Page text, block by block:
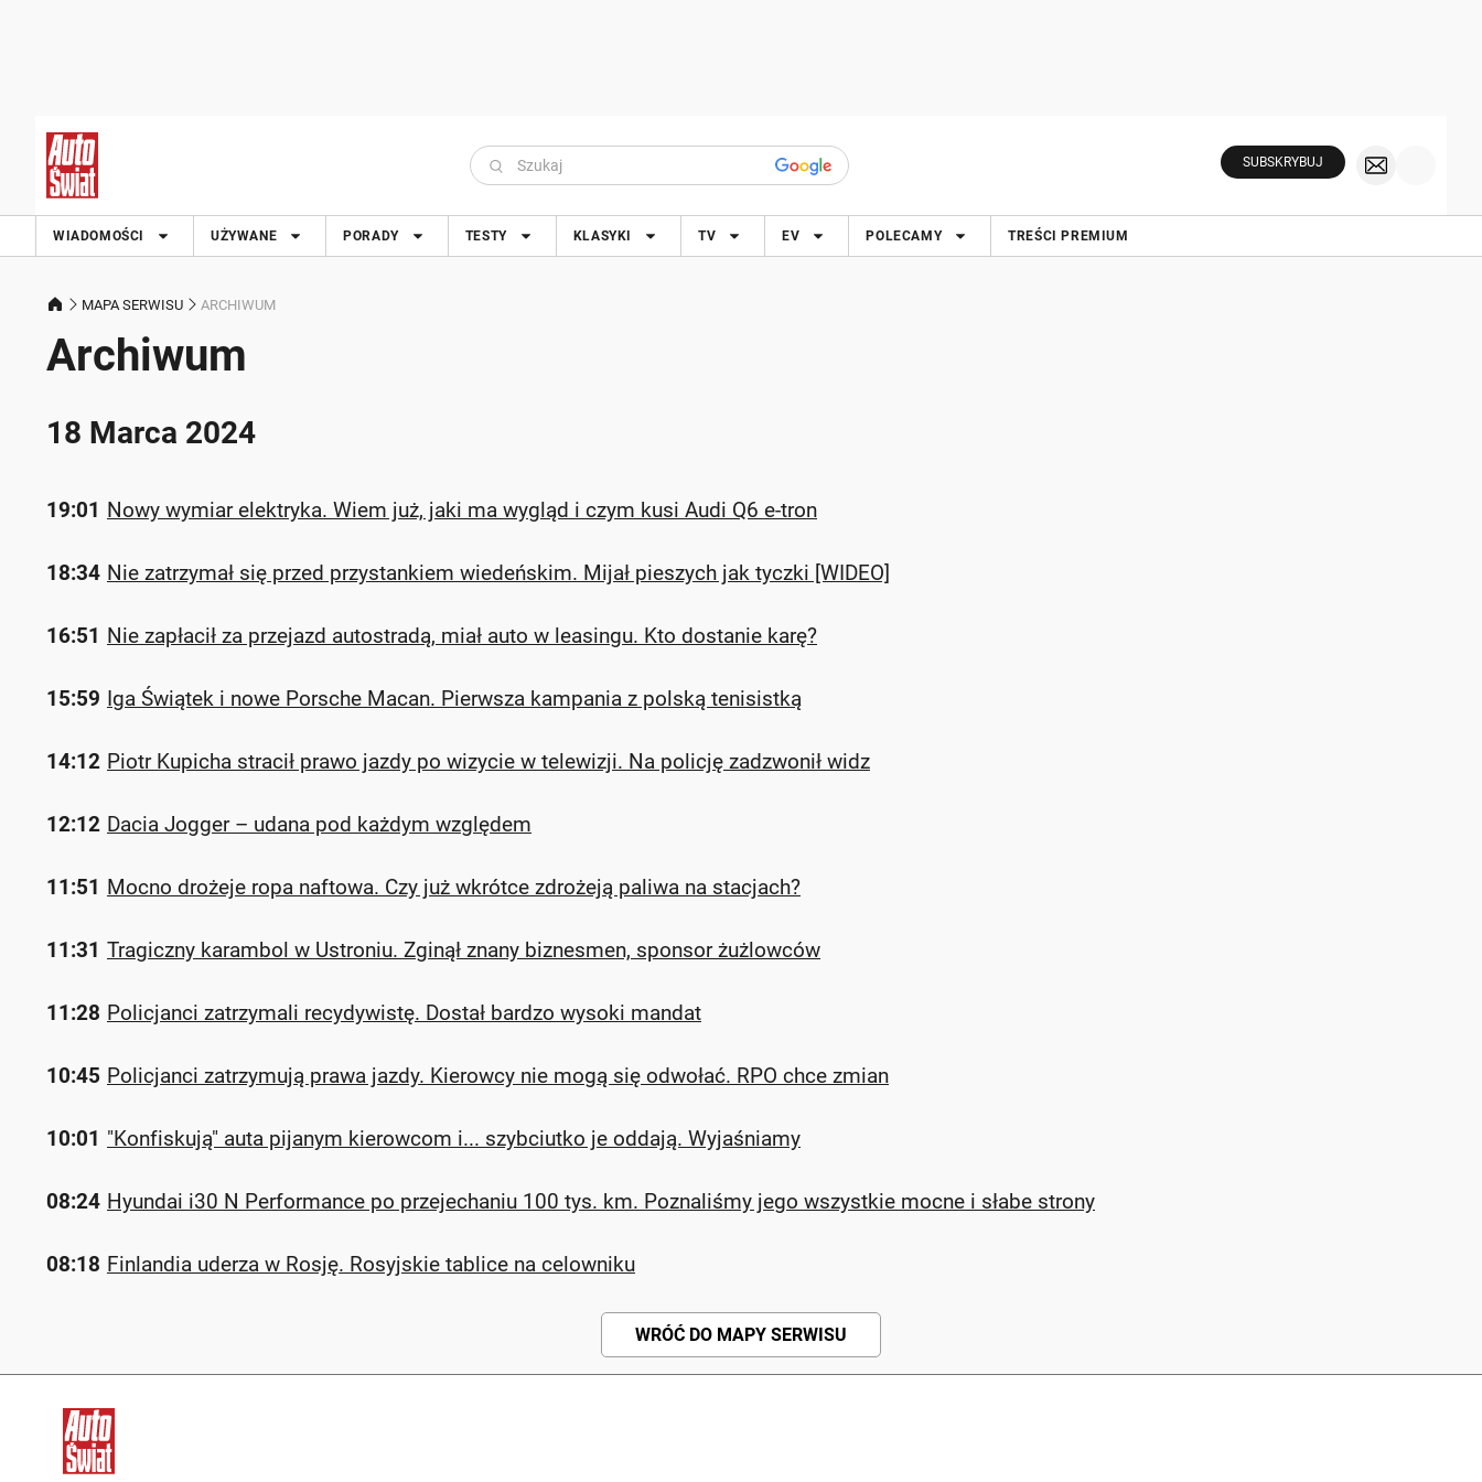
SUBSKRYBUJ
WIADOMOŚCI UŻYWANE PORADY TESTY KLASYKI TV EV POLECAMY TREŚCI PREMIUM
MAPA SERWISU ARCHIWUM
Archiwum
18 Marca 2024
19:01 Nowy wymiar elektryka. Wiem już, jaki ma wygląd i czym kusi Audi Q6 e-tron
18:34 Nie zatrzymał się przed przystankiem wiedeńskim. Mijał pieszych jak tyczki [WIDEO]
16:51 Nie zapłacił za przejazd autostradą, miał auto w leasingu. Kto dostanie karę?
15:59 Iga Świątek i nowe Porsche Macan. Pierwsza kampania z polską tenisistką
14:12 Piotr Kupicha stracił prawo jazdy po wizycie w telewizji. Na policję zadzwonił widz
12:12 Dacia Jogger – udana pod każdym względem
11:51 Mocno drożeje ropa naftowa. Czy już wkrótce zdrożeją paliwa na stacjach?
11:31 Tragiczny karambol w Ustroniu. Zginął znany biznesmen, sponsor żużlowców
11:28 Policjanci zatrzymali recydywistę. Dostał bardzo wysoki mandat
10:45 Policjanci zatrzymują prawa jazdy. Kierowcy nie mogą się odwołać. RPO chce zmian
10:01 "Konfiskują" auta pijanym kierowcom i... szybciutko je oddają. Wyjaśniamy
08:24 Hyundai i30 N Performance po przejechaniu 100 tys. km. Poznaliśmy jego wszystkie mocne i słabe strony
08:18 Finlandia uderza w Rosję. Rosyjskie tablice na celowniku
WRÓĆ DO MAPY SERWISU